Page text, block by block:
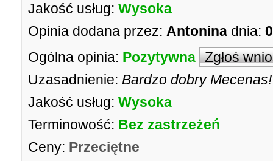
Jakość usług: Wysoka
Opinia dodana przez: Antonina dnia:
Ogólna opinia: Pozytywna Zgłoś
Uzasadnienie: Bardzo dobry
Jakość usług: Wysoka
Terminowość: Bez zastrzeżeń
Ceny: Przeciętne